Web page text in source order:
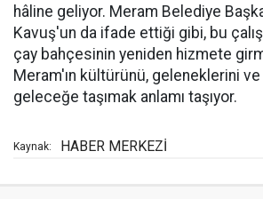
hâline geliyor. Meram Belediye
Kavuş'un da ifade ettiği gibi, bu
çay bahçesinin yeniden hizmete
Meram'ın kültürünü, geleneklerini ve
geleceğe taşımak anlamı taşıyor.
Kaynak: HABER MERKEZİ